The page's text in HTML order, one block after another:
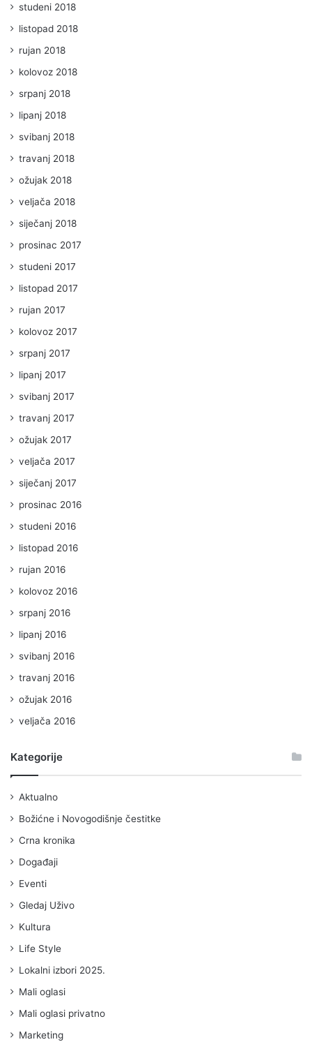
studeni 2018
listopad 2018
rujan 2018
kolovoz 2018
srpanj 2018
lipanj 2018
svibanj 2018
travanj 2018
ožujak 2018
veljača 2018
siječanj 2018
prosinac 2017
studeni 2017
listopad 2017
rujan 2017
kolovoz 2017
srpanj 2017
lipanj 2017
svibanj 2017
travanj 2017
ožujak 2017
veljača 2017
siječanj 2017
prosinac 2016
studeni 2016
listopad 2016
rujan 2016
kolovoz 2016
srpanj 2016
lipanj 2016
svibanj 2016
travanj 2016
ožujak 2016
veljača 2016
Kategorije
Aktualno
Božićne i Novogodišnje čestitke
Crna kronika
Događaji
Eventi
Gledaj Uživo
Kultura
Life Style
Lokalni izbori 2025.
Mali oglasi
Mali oglasi privatno
Marketing